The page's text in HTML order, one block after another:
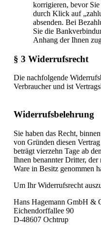
korrigieren, bevor
durch Klick auf
absenden. Bei
Sie die
Anhang der Ihnen
§ 3 Widerrufsrecht
Die nachfolgende
Verbraucher und ist
Widerrufsbelehrung
Sie haben das Recht,
von Gründen diesen
beträgt vierzehn Tage ab
Ihnen benannter Dritter,
Ware in Besitz genommen
Um Ihr Widerrufsrecht
Hans Hagemann GmbH &
Eichendorffallee 90
D-48607 Ochtrup